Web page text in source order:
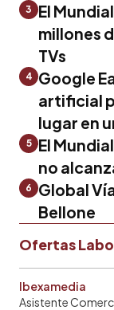
3
El
millones
TVs
4 Google
artificial
lugar en
5
El
no
6
Global
Bellone
Ofertas
Ibexamedia
Asistente